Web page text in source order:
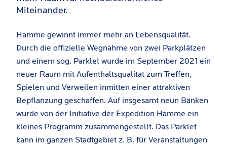
Miteinander.
Hamme gewinnt immer mehr an Lebensqualität.
Durch die offizielle Wegnahme von zwei Parkplätzen
und einem sog. Parklet wurde im September 2021 ein
neuer Raum mit Aufenthaltsqualität zum Treffen,
Spielen und Verweilen inmitten einer attraktiven
Bepflanzung geschaffen. Auf insgesamt neun Bänken
wurde von der Initiative der Expedition Hamme ein
kleines Programm zusammengestellt. Das Parklet
kann im ganzen Stadtgebiet z. B. für Veranstaltungen